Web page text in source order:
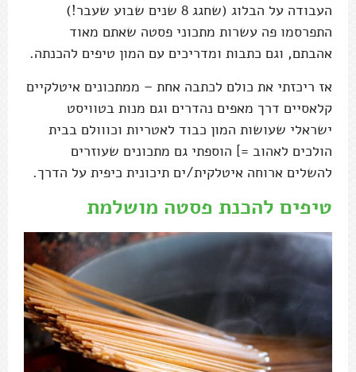
העבודה על הבלוג (שחגג 8 שנים שבוע שעבר!)
התפרסמו פה עשרות מתכוני פסטה שאתם מאוד
אהבתם, וגם כתבות ומדריכים עם המון טיפים להכנתה.
אז ריכזתי את כולם לכתבה אחת – ממתכונים איטלקיים
קלאסיים דרך מאפים נהדרים וגם מנות בטוויסט
ישראלי שעושות המון כבוד לאטריות וכווולם בבית
הולכים לאהוב =] הוספתי גם מתכונים שעוזרים
להשלים ארוחה איטלקית/ים תיכונית כיפית על הדרך.
טיפים להכנת פסטה מושלמת